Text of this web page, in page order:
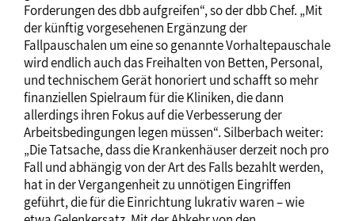
Forderungen des dbb aufgreifen“, so der dbb Chef. „Mit
der künftig vorgesehenen Ergänzung der
Fallpauschalen um eine so genannte Vorhaltepauschale
wird endlich auch das Freihalten von Betten, Personal,
und technischem Gerät honoriert und schafft so mehr
finanziellen Spielraum für die Kliniken, die dann
allerdings ihren Fokus auf die Verbesserung der
Arbeitsbedingungen legen müssen“. Silberbach weiter:
„Die Tatsache, dass die Krankenhäuser derzeit noch pro
Fall und abhängig von der Art des Falls bezahlt werden,
hat in der Vergangenheit zu unnötigen Eingriffen
geführt, die für die Einrichtung lukrativ waren – wie